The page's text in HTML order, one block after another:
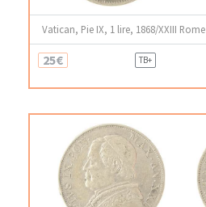
Vatican, Pie IX, 1 lire, 1868/XXIII Rome
25€ TB+